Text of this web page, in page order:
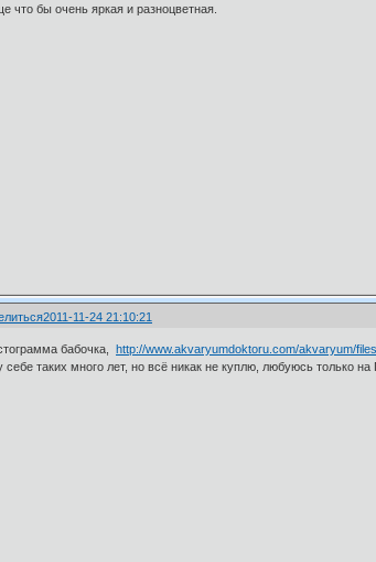
что бы очень яркая и разноцветная.
2011-11-24 21:10:21
бабочка,http://www.akvaryumdoktoru.com/akvaryum/
себе таких много лет, но всё никак не куплю, любуюсь только на